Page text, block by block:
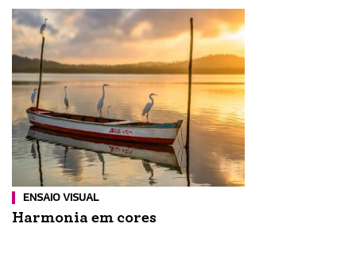
ENSAIO VISUAL
Harmonia em cores